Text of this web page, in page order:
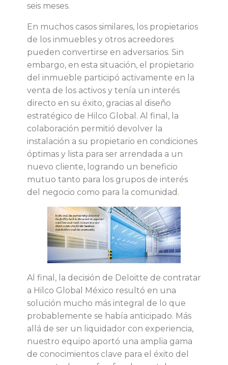
n
M
é
x
c
o
seis meses.
En muchos casos similares, los propietarios
de los inmuebles y otros acreedores
pueden convertirse en adversarios. Sin
embargo, en esta situación, el propietario
del inmueble participó activamente en la
venta de los activos y tenía un interés
directo en su éxito, gracias al diseño
estratégico de Hilco Global. Al final, la
colaboración permitió devolver la
instalación a su propietario en condiciones
óptimas y lista para ser arrendada a un
nuevo cliente, logrando un beneficio
mutuo tanto para los grupos de interés
del negocio como para la comunidad.
Al final, la decisión de Deloitte de contratar
a Hilco Global México resultó en una
solución mucho más integral de lo que
probablemente se había anticipado. Más
allá de ser un liquidador con experiencia,
nuestro equipo aportó una amplia gama
de conocimientos clave para el éxito del